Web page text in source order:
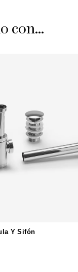
con...
Y Sifón